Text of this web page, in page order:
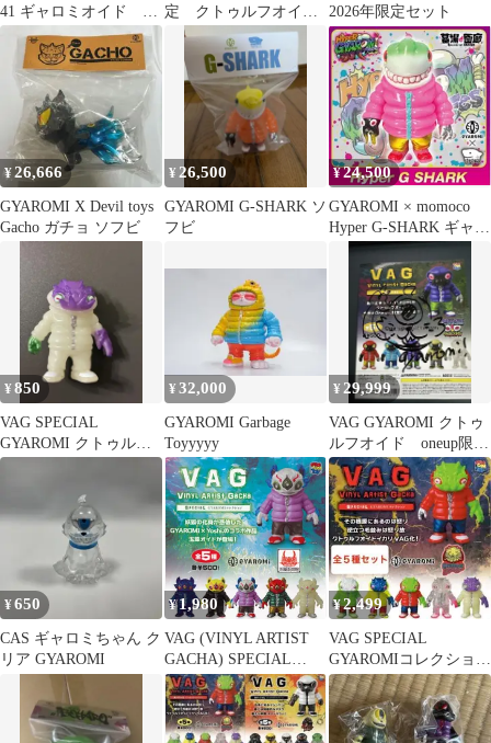
41 ギャロミオイド ク
リア 蓄光
定 クトゥルフオイ
ド ホワイト 白黒セ
2026年限定セット
¥26,666
GYAROMI X Devil toys
Gacho ガチョ ソフビ
¥ 26,500
GYAROMI G-SHARK ソ
フビ
¥24,500
GYAROMI × momoco
Hyper G-SHARK ギャロ
ミ ソフビ
¥850
VAG SPECIAL
GYAROMI クトゥルフ
オイドイカリ 蓄光
¥32,000
GYAROMI Garbage
Toyyyyy
¥ 29,999
VAG GYAROMI クトゥ
ルフオイド oneup限
定 サイン入りガチャ
台紙付
¥650
CAS ギャロミちゃん ク
リア GYAROMI
¥1,980
VAG (VINYL ARTIST
GACHA) SPECIAL
GYAROMIコレクション
玉藻オイド 【全5種セ
ット】 （M）
¥2,499
VAG SPECIAL
GYAROMIコレクショ
ン クトゥルフオイド
イカリ 全種